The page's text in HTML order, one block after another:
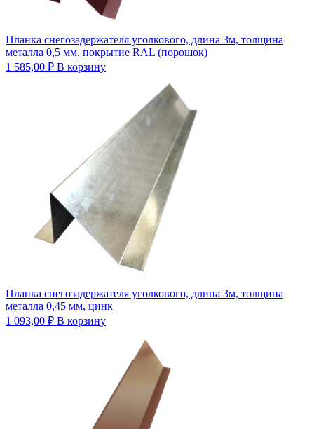
Планка снегозадержателя уголкового, длина 3м, толщина
металла 0,5 мм, покрытие RAL (порошок)
1 585,00 ₽ В корзину
Планка снегозадержателя уголкового, длина 3м, толщина
металла 0,45 мм, цинк
1 093,00 ₽ В корзину